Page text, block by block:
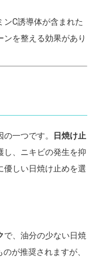
C誘導体が含まれた
を整える効果があり
一つです。
日焼け止
し、ニキビの発生を抑
優しい日焼け止めを選
で、油分の少ない日焼
が推奨されますが、